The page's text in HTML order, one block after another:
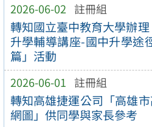
2026-06-02 註冊組
轉知國立臺中教育大學辦
升學輔導講座-國中升學途
篇」活動
2026-06-01 註冊組
轉知高雄捷運公司「高雄
網圖」供同學與家長參考